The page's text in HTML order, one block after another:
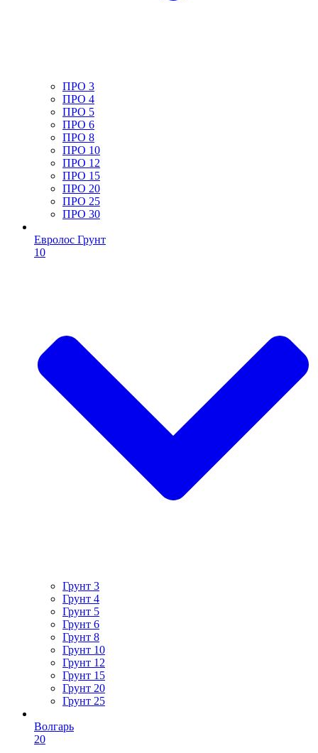
ПРО 3
ПРО 4
ПРО 5
ПРО 6
ПРО 8
ПРО 10
ПРО 12
ПРО 15
ПРО 20
ПРО 25
ПРО 30
Евролос Грунт
10
Грунт 3
Грунт 4
Грунт 5
Грунт 6
Грунт 8
Грунт 10
Грунт 12
Грунт 15
Грунт 20
Грунт 25
Волгарь
20